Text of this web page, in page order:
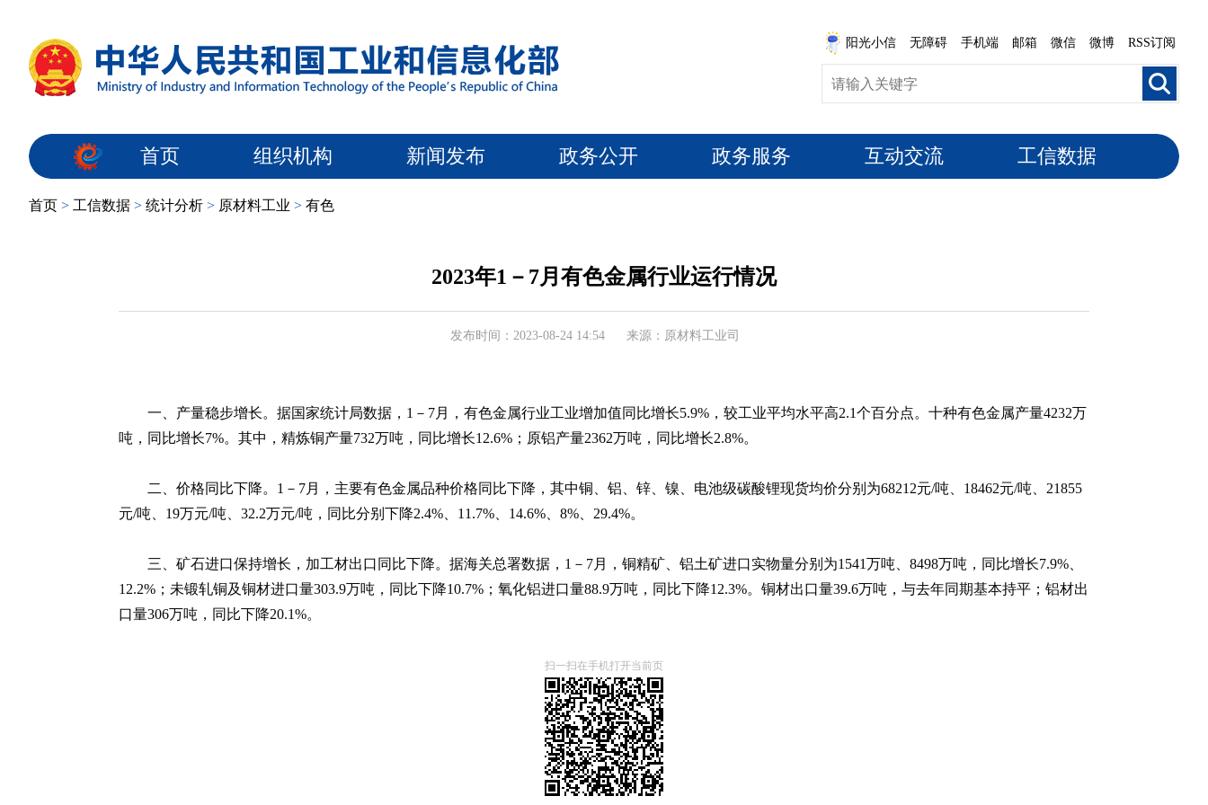
阳光小信 无障碍 手机端 邮箱 微信 微博 RSS订阅
首页 组织机构 新闻发布 政务公开 政务服务 互动交流 工信数据
首页 > 工信数据 > 统计分析 > 原材料工业 > 有色
2023年1－7月有色金属行业运行情况
发布时间：2023-08-24 14:54 来源：原材料工业司
一、产量稳步增长。据国家统计局数据，1－7月，有色金属行业工业增加值同比增长5.9%，较工业平均水平高2.1个百分点。十种有色金属产量4232万
吨，同比增长7%。其中，精炼铜产量732万吨，同比增长12.6%；原铝产量2362万吨，同比增长2.8%。
二、价格同比下降。1－7月，主要有色金属品种价格同比下降，其中铜、铝、锌、镍、电池级碳酸锂现货均价分别为68212元/吨、18462元/吨、21855
元/吨、19万元/吨、32.2万元/吨，同比分别下降2.4%、11.7%、14.6%、8%、29.4%。
三、矿石进口保持增长，加工材出口同比下降。据海关总署数据，1－7月，铜精矿、铝土矿进口实物量分别为1541万吨、8498万吨，同比增长7.9%、
12.2%；未锻轧铜及铜材进口量303.9万吨，同比下降10.7%；氧化铝进口量88.9万吨，同比下降12.3%。铜材出口量39.6万吨，与去年同期基本持平；铝材出
口量306万吨，同比下降20.1%。
扫一扫在手机打开当前页